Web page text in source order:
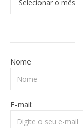
Nome
E-mail: